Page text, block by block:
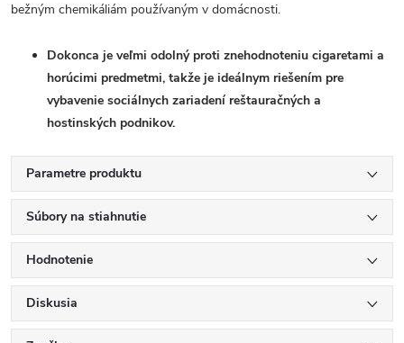
bežným chemikáliám používaným v domácnosti.
Dokonca je veľmi odolný proti znehodnoteniu cigaretami a
horúcimi predmetmi, takže je ideálnym riešením pre
vybavenie sociálnych zariadení reštauračných a
hostinských podnikov.
Parametre produktu
Súbory na stiahnutie
Hodnotenie
Diskusia